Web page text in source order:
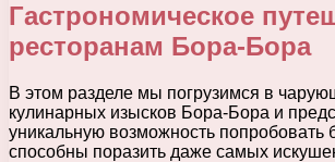
Гастрономическое
ресторанам Бора-Бора
В этом разделе мы погрузимся в
кулинарных изысков Бора-Бора и
уникальную возможность попробовать
способны поразить даже самых